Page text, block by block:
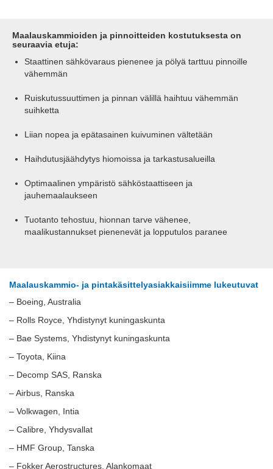
Maalauskammioiden ja pinnoitteiden kostutuksesta on
seuraavia etuja:
Staattinen sähkövaraus pienenee ja pölyä tarttuu pinnoille
vähemmän
Ruiskutussuuttimen ja pinnan välillä haihtuu vähemmän
suihketta
Liian nopea ja epätasainen kuivuminen vältetään
Haihdutusjäähdytys hiomoissa ja tarkastusalueilla
Optimaalinen ympäristö sähköstaattiseen ja
jauhemaalaukseen
Tuotanto tehostuu, hionnan tarve vähenee,
maalikustannukset pienenevät ja lopputulos paranee
Maalauskammio- ja pintakäsittelyasiakkaisiimme lukeutuvat
– Boeing, Australia
– Rolls Royce, Yhdistynyt kuningaskunta
– Bae Systems, Yhdistynyt kuningaskunta
– Toyota, Kiina
– Decomp SAS, Ranska
– Airbus, Ranska
– Volkwagen, Intia
– Calibre, Yhdysvallat
– HMF Group, Tanska
– Fokker Aerostructures, Alankomaat